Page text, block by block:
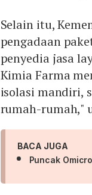
Selain itu,
pengadaan
penyedia jasa
Kimia Farma
isolasi mandiri,
rumah-rumah,"
BACA JUGA
Puncak